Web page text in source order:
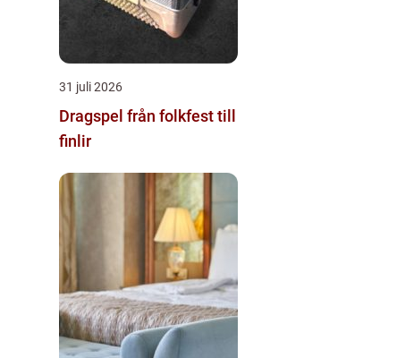
31 juli 2026
Dragspel från folkfest till
finlir